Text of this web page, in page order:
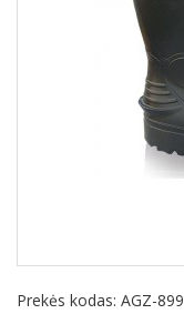
Prekės kodas: AGZ-899